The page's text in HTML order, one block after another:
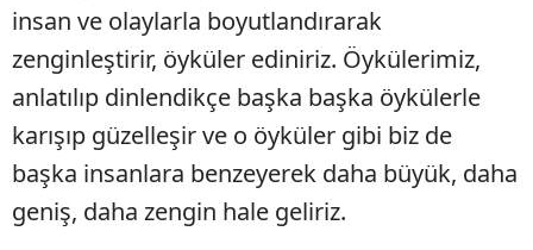
insan ve olaylarla boyutlandırarak
zenginleştirir, öyküler ediniriz. Öykülerimiz,
anlatılıp dinlendikçe başka başka öykülerle
karışıp güzelleşir ve o öyküler gibi biz de
başka insanlara benzeyerek daha büyük, daha
geniş, daha zengin hale geliriz.